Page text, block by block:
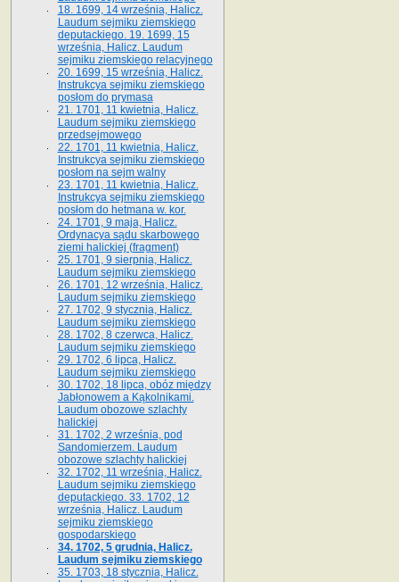
18. 1699, 14 września, Halicz.
Laudum sejmiku ziemskiego
deputackiego. 19. 1699, 15
września, Halicz. Laudum
sejmiku ziemskiego relacyjnego
20. 1699, 15 września, Halicz.
Instrukcya sejmiku ziemskiego
posłom do prymasa
21. 1701, 11 kwietnia, Halicz.
Laudum sejmiku ziemskiego
przedsejmowego
22. 1701, 11 kwietnia, Halicz.
Instrukcya sejmiku ziemskiego
posłom na sejm walny
23. 1701, 11 kwietnia, Halicz.
Instrukcya sejmiku ziemskiego
posłom do hetmana w. kor.
24. 1701, 9 maja, Halicz.
Ordynacya sądu skarbowego
ziemi halickiej (fragment)
25. 1701, 9 sierpnia, Halicz.
Laudum sejmiku ziemskiego
26. 1701, 12 września, Halicz.
Laudum sejmiku ziemskiego
27. 1702, 9 stycznia, Halicz.
Laudum sejmiku ziemskiego
28. 1702, 8 czerwca, Halicz.
Laudum sejmiku ziemskiego
29. 1702, 6 lipca, Halicz.
Laudum sejmiku ziemskiego
30. 1702, 18 lipca, obóz między
Jabłonowem a Kąkolnikami.
Laudum obozowe szlachty
halickiej
31. 1702, 2 września, pod
Sandomierzem. Laudum
obozowe szlachty halickiej
32. 1702, 11 września, Halicz.
Laudum sejmiku ziemskiego
deputackiego. 33. 1702, 12
września, Halicz. Laudum
sejmiku ziemskiego
gospodarskiego
34. 1702, 5 grudnia, Halicz.
Laudum sejmiku ziemskiego
35. 1703, 18 stycznia, Halicz.